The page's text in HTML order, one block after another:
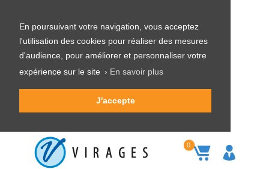
En poursuivant votre navigation, vous acceptez
l'utilisation des cookies pour réaliser des mesures
d'audience, pour améliorer et personnaliser votre
expérience sur le site › En savoir plus
J'accepte
0